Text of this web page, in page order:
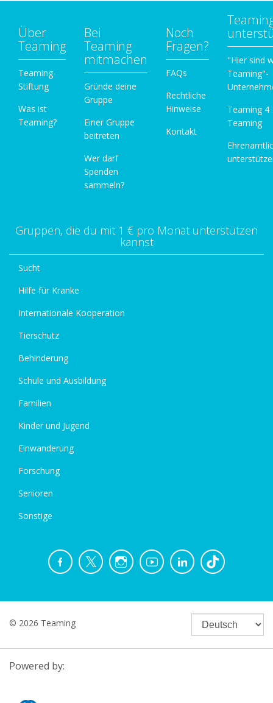
Über
Teaming
Teaming-
Stiftung
Was ist
Teaming?
Bei
Teaming
mitmachen
Gründe deine
Gruppe
Einer Gruppe
beitreten
Wer darf
Spenden
sammeln?
Noch
Fragen?
FAQs
Rechtliche
Hinweise
Kontakt
"Hier sind
Teaming"-
Teaming 4
Teaming
Gruppen, die du mit 1 € pro Monat unterstützen
kannst
Sucht
Hilfe für Kranke
Internationale Kooperation
Tierschutz
Behinderung
Schule und Ausbildung
Familien
Kinder und Jugend
Einwanderung
Forschung
Senioren
Sonstige
© 2026 Teaming
Powered by: